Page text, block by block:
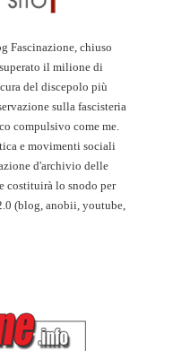
Fascinazione, chiuso
il milione di
del discepolo più
sulla fascisteria
compulsivo come me.
e movimenti sociali
d'archivio delle
costituirà lo snodo per
(blog, anobii, youtube,